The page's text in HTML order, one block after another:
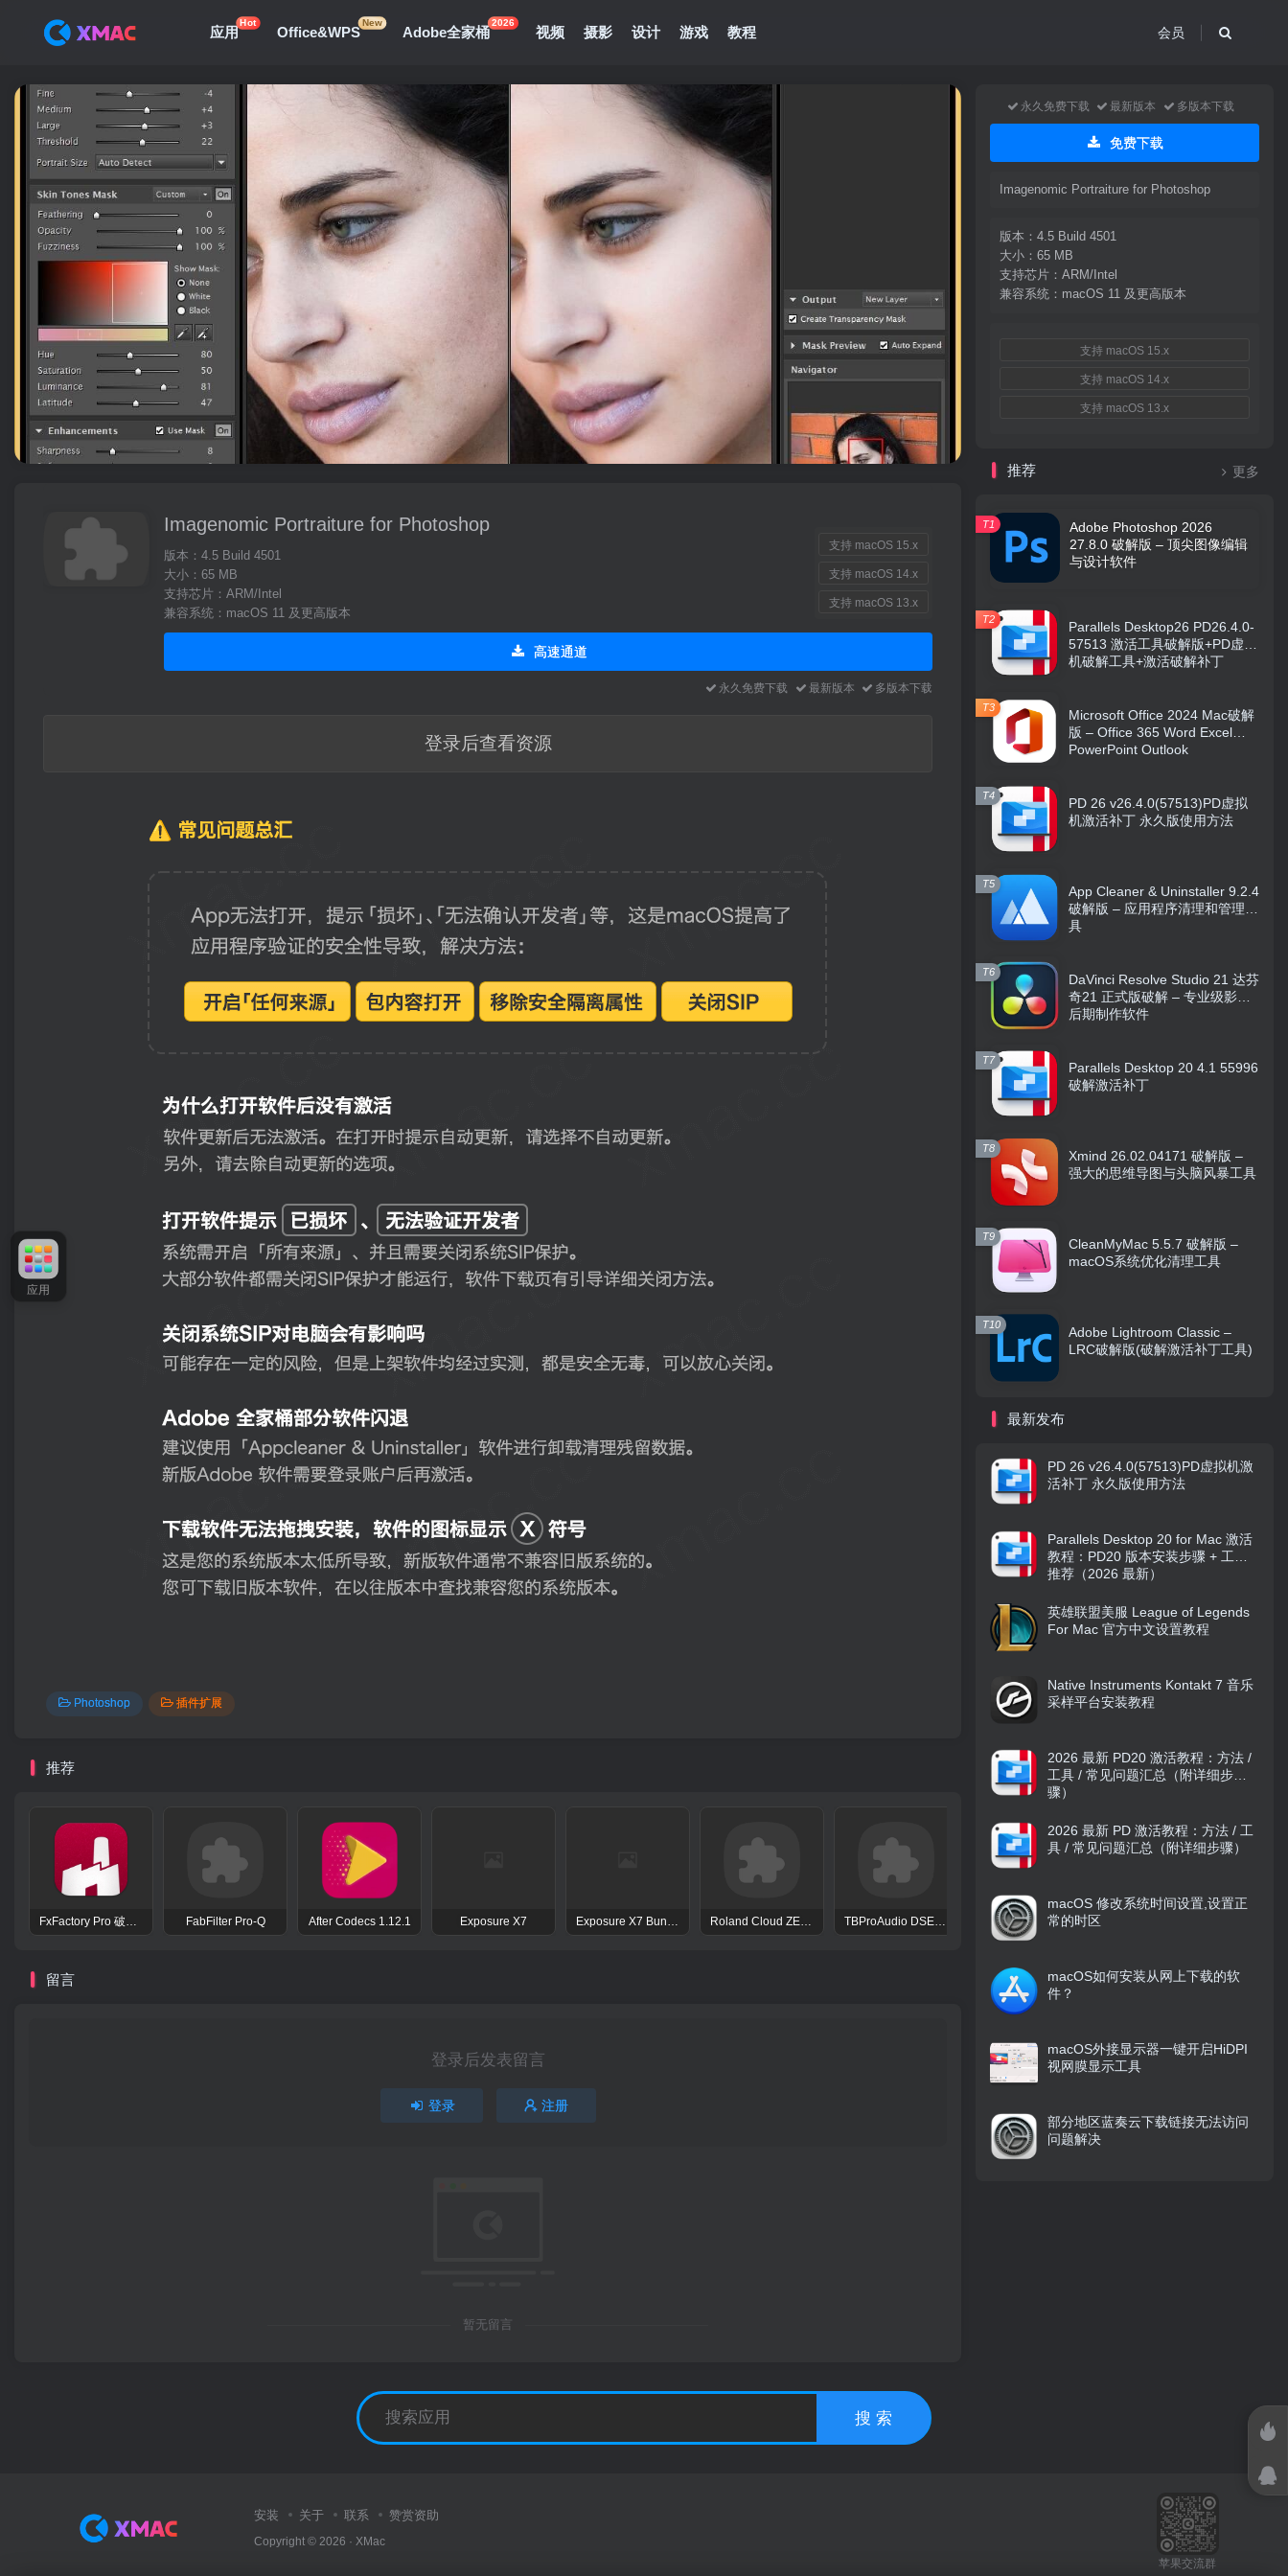
应用
Hot
Office&WPS
New
Adobe全家桶
2026
视频 摄影 设计 游戏 教程 会员
Imagenomic Portraiture for Photoshop
版本：4.5 Build 4501
大小：65 MB
支持芯片：ARM/Intel
兼容系统：macOS 11 及更高版本
高速通道
永久免费下载 最新版本 多版本下载
支持 macOS 15.x
支持 macOS 14.x
支持 macOS 13.x
登录后查看资源
Photoshop 插件扩展
推荐
FxFactory Pro 破解版 视觉效果插件工具包 FabFilter Pro-Q After Codecs 1.12.1 Exposure X7 Exposure X7 Bundle Roland Cloud ZENOLOGY Pro Collection TBProAudio DSEQ3 FKFX Obvious Filter
留言
登录后发表留言
登录 注册
暂无留言
永久免费下载 最新版本 多版本下载
免费下载
Imagenomic Portraiture for Photoshop
版本：4.5 Build 4501
大小：65 MB
支持芯片：ARM/Intel
兼容系统：macOS 11 及更高版本
支持 macOS 15.x
支持 macOS 14.x
支持 macOS 13.x
推荐 更多
Adobe Photoshop 2026
27.8.0 破解版 – 顶尖图像编辑
与设计软件
T1
Parallels Desktop26 PD26.4.0-
57513 激活工具破解版+PD虚拟
机破解工具+激活破解补丁
T2
Microsoft Office 2024 Mac破解
版 – Office 365 Word Excel
PowerPoint Outlook
T3
PD 26 v26.4.0(57513)PD虚拟
机激活补丁 永久版使用方法
T4
App Cleaner & Uninstaller 9.2.4
破解版 – 应用程序清理和管理工
具
T5
DaVinci Resolve Studio 21 达芬
奇21 正式版破解 – 专业级影视
后期制作软件
T6
Parallels Desktop 20 4.1 55996
破解激活补丁
T7
Xmind 26.02.04171 破解版 –
强大的思维导图与头脑风暴工具
T8
CleanMyMac 5.5.7 破解版 –
macOS系统优化清理工具
T9
Adobe Lightroom Classic –
LRC破解版(破解激活补丁工具)
T10
最新发布
PD 26 v26.4.0(57513)PD虚拟机激
活补丁 永久版使用方法
Parallels Desktop 20 for Mac 激活
教程：PD20 版本安装步骤 + 工具
推荐（2026 最新）
英雄联盟美服 League of Legends
For Mac 官方中文设置教程
Native Instruments Kontakt 7 音乐
采样平台安装教程
2026 最新 PD20 激活教程：方法 /
工具 / 常见问题汇总（附详细步
骤）
2026 最新 PD 激活教程：方法 / 工
具 / 常见问题汇总（附详细步骤）
macOS 修改系统时间设置,设置正
常的时区
macOS如何安装从网上下载的软
件？
macOS外接显示器一键开启HiDPI
视网膜显示工具
部分地区蓝奏云下载链接无法访问
问题解决
搜 索
安装 关于 联系 赞赏资助
Copyright © 2026 · XMac
苹果交流群
应用